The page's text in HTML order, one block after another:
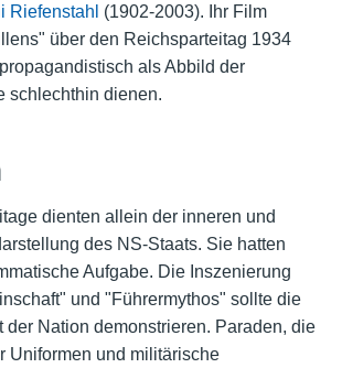
Riefenstahl (1902-2003). Ihr Film
über den Reichsparteitag 1934
als Abbild der
schlechthin dienen.
dienten allein der inneren und
des NS-Staats. Sie hatten
Aufgabe. Die Inszenierung
und "Führermythos" sollte die
der Nation demonstrieren. Paraden, die
Uniformen und militärische